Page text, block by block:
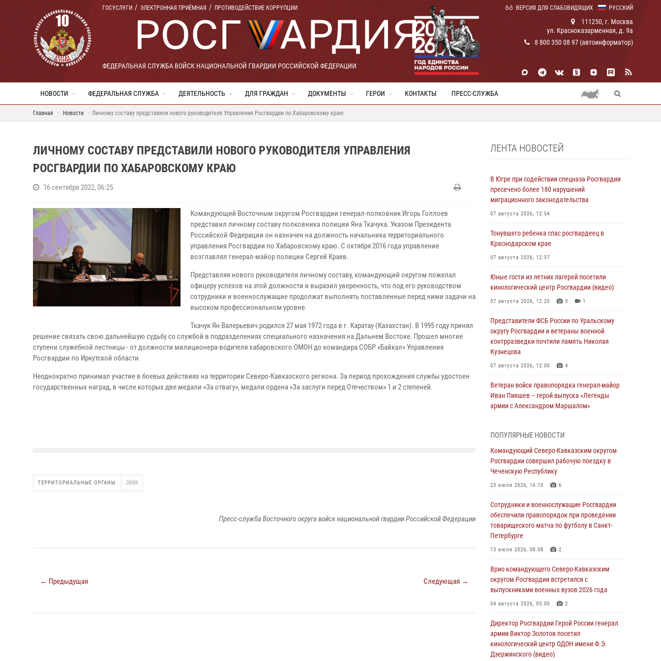
РУССКИЙ
ГОСУСЛУГИ ЭЛЕКТРОННАЯ ПРИЁМНАЯ ПРОТИВОДЕЙСТВИЕ КОРРУПЦИИ ВЕРСИЯ ДЛЯ СЛАБОВИДЯЩИХ
ФЕДЕРАЛЬНАЯ СЛУЖБА ВОЙСК НАЦИОНАЛЬНОЙ ГВАРДИИ РОССИЙСКОЙ ФЕДЕРАЦИИ
111250, г. Москва
ул. Красноказарменная, д. 9а
8 800 350 08 97 (автоинформатор)
НОВОСТИ ФЕДЕРАЛЬНАЯ СЛУЖБА ДЕЯТЕЛЬНОСТЬ ДЛЯ ГРАЖДАН ДОКУМЕНТЫ ГЕРОИ КОНТАКТЫ ПРЕСС-СЛУЖБА
Главная Новости Личному составу представили нового руководителя Управления Росгвардии по Хабаровскому краю
ЛИЧНОМУ СОСТАВУ ПРЕДСТАВИЛИ НОВОГО РУКОВОДИТЕЛЯ УПРАВЛЕНИЯ
РОСГВАРДИИ ПО ХАБАРОВСКОМУ КРАЮ
16 сентября 2022, 06:25
Командующий Восточным округом Росгвардии генерал-полковник Игорь Голлоев
представил личному составу полковника полиции Яна Ткачука. Указом Президента
Российской Федерации он назначен на должность начальника территориального
управления Росгвардии по Хабаровскому краю. С октября 2016 года управление
возглавлял генерал-майор полиции Сергей Краев.
Представляя нового руководителя личному составу, командующий округом пожелал
офицеру успехов на этой должности и выразил уверенность, что под его руководством
сотрудники и военнослужащие продолжат выполнять поставленные перед ними задачи на
высоком профессиональном уровне.
Ткачук Ян Валерьевич родился 27 мая 1972 года в г. Каратау (Казахстан). В 1995 году принял
решение связать свою дальнейшую судьбу со службой в подразделениях специального назначения на Дальнем Востоке. Прошел многие
ступени служебной лестницы - от должности милиционера-водителя хабаровского ОМОН до командира СОБР «Байкал» Управления
Росгвардии по Иркутской области.
Неоднократно принимал участие в боевых действиях на территории Северо-Кавказского региона. За период прохождения службы удостоен
государственных наград, в числе которых две медали «За отвагу», медали ордена «За заслуги перед Отечеством» 1 и 2 степеней.
ТЕРРИТОРИАЛЬНЫЕ ОРГАНЫ 28586
Пресс-служба Восточного округа войск национальной гвардии Российской Федерации
← Предыдущая Следующая →
ЛЕНТА НОВОСТЕЙ
В Югре при содействии спецназа Росгвардии
пресечено более 180 нарушений
миграционного законодательства
07 августа 2026, 12:54
Тонувшего ребенка спас росгвардеец в
Краснодарском крае
07 августа 2026, 12:37
Юные гости из летних лагерей посетили
кинологический центр Росгвардии (видео)
07 августа 2026, 12:20 3 1
Представители ФСБ России по Уральскому
округу Росгвардии и ветераны военной
контрразведки почтили память Николая
Кузнецова
07 августа 2026, 12:00 4
Ветеран войск правопорядка генерал-майор
Иван Пияшев – герой выпуска «Легенды
армии с Александром Маршалом»
Росгвардейцы пресекли попытку руферов
подняться на крышу Смольного собора в
Санкт-Петербурге (видео)
07 августа 2026, 11:34
основам взрывобезопасности
07 августа 2026, 11:33
Рэпер ST посетил раненых росгвардейцев в
Главном военном клиническом госпитале
07 августа 2026, 11:18 2
Патриотическая акция «Каникулы с
Росгвардией» прошла в Воронеже
В Ставрополе офицеры Росгвардии стали
участниками пресс-конференции по вопросам
в сфере оборота оружия
ПОПУЛЯРНЫЕ НОВОСТИ
Командующий Северо-Кавказским округом
Росгвардии совершил рабочую поездку в
Чеченскую Республику
23 июля 2026, 16:10 6
Сотрудники и военнослужащие Росгвардии
обеспечили правопорядок при проведении
товарищеского матча по футболу в Санкт-
Петербурге
13 июля 2026, 08:08 2
Врио командующего Северо-Кавказским
округом Росгвардии встретился с
выпускниками военных вузов 2026 года
04 августа 2026, 05:00 2
Директор Росгвардии Герой России генерал
армии Виктор Золотов посетил
кинологический центр ОДОН имени Ф.Э.
Дзержинского (видео)